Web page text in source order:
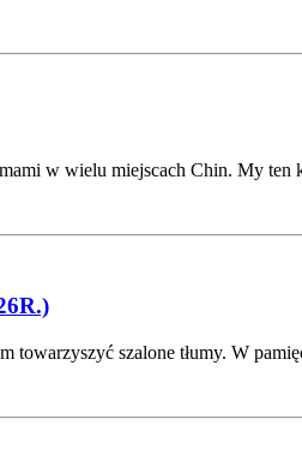
w wielu miejscach Chin. My
towarzyszyć szalone tłumy. W